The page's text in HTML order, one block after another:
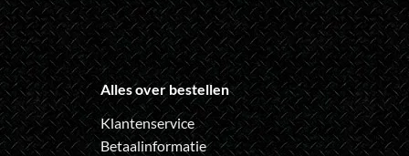
Alles over bestellen
Klantenservice
Betaalinformatie